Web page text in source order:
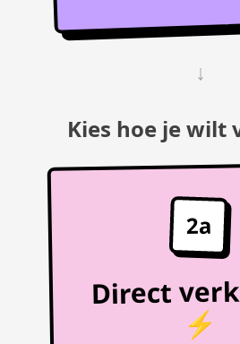
↓
Kies hoe je wilt
2a
Direct
⚡